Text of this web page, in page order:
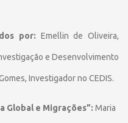
por: Emellin de Oliveira,
e Desenvolvimento
Investigador no CEDIS.
Global e Migrações”: Maria